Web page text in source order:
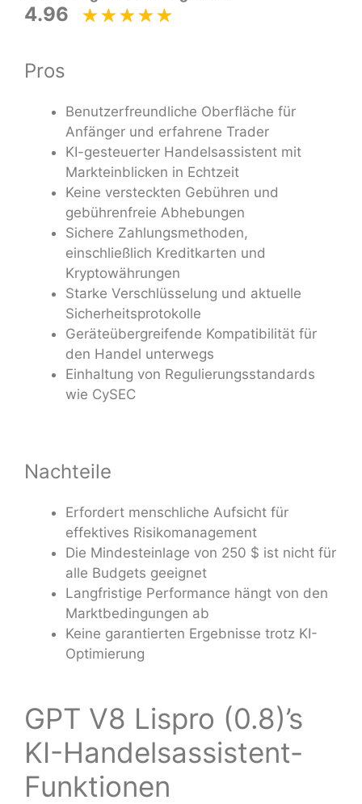
4.96
Pros
Benutzerfreundliche Oberfläche für
Anfänger und erfahrene Trader
KI-gesteuerter Handelsassistent mit
Markteinblicken in Echtzeit
Keine versteckten Gebühren und
gebührenfreie Abhebungen
Sichere Zahlungsmethoden,
einschließlich Kreditkarten und
Kryptowährungen
Starke Verschlüsselung und aktuelle
Sicherheitsprotokolle
Geräteübergreifende Kompatibilität für
den Handel unterwegs
Einhaltung von Regulierungsstandards
wie CySEC
Nachteile
Erfordert menschliche Aufsicht für
effektives Risikomanagement
Die Mindesteinlage von 250 $ ist nicht für
alle Budgets geeignet
Langfristige Performance hängt von den
Marktbedingungen ab
Keine garantierten Ergebnisse trotz KI-
Optimierung
GPT V8 Lispro (0.8)’s
KI-Handelsassistent-
Funktionen